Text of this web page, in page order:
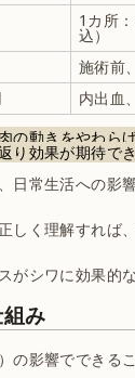
1カ所
込）
施術前
内出血
の動きをやわら
り効果が期待で
日常生活への影
しく理解すれば
がシワに効果的
み
の影響でできる